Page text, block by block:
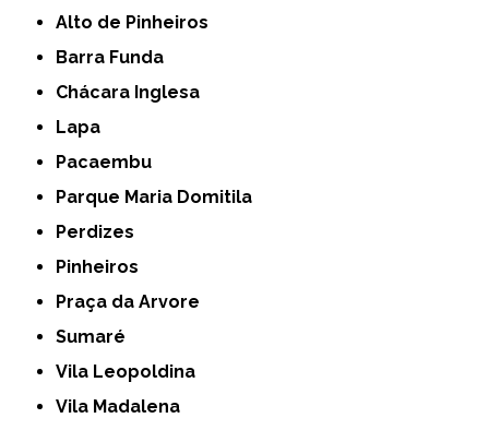
Alto de Pinheiros
Barra Funda
Chácara Inglesa
Lapa
Pacaembu
Parque Maria Domitila
Perdizes
Pinheiros
Praça da Arvore
Sumaré
Vila Leopoldina
Vila Madalena